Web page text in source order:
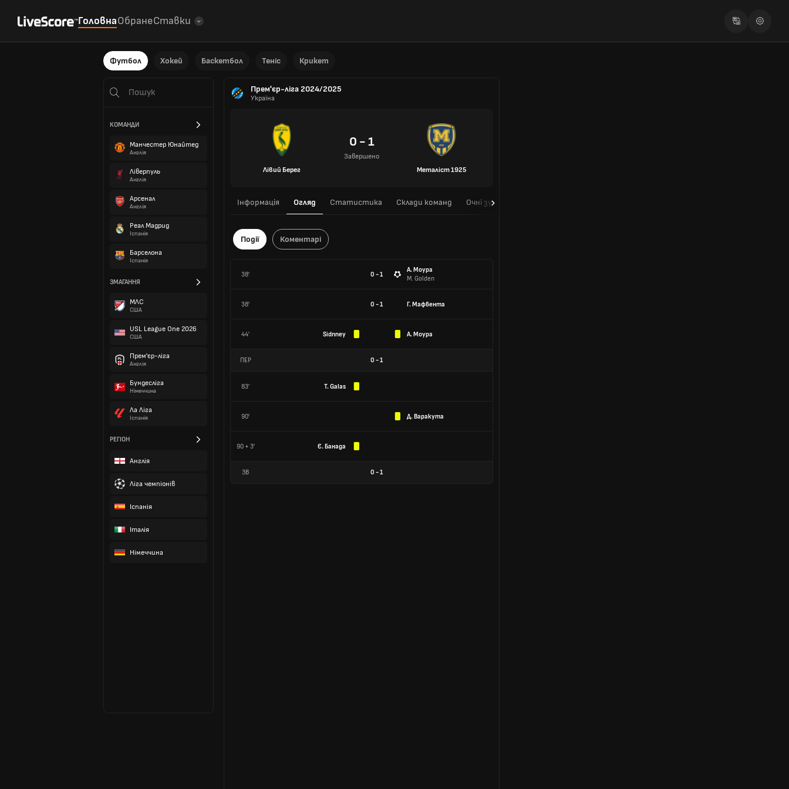
ГоловнаОбранеСтавки
Футбол Хокей Баскетбол Теніс Крикет
КОМАНДИ
Манчестер Юнайтед
Англія
Ліверпуль
Англія
Арсенал
Англія
Реал Мадрид
Іспанія
Барселона
Іспанія
ЗМАГАННЯ
МЛС
США
USL League One 2026
США
Прем'єр-ліга
Англія
Бундесліга
Німеччина
Ла Ліга
Іспанія
РЕГІОН
Англія
Ліга чемпіонів
Іспанія
Італія
Німеччина
Прем'єр-ліга 2024/2025
Україна
Лівий Берег
0 - 1
Завершено
Металіст 1925
Інформація Огляд Статистика Склади команд Очні зустрічі
Події Коментарі
38' 0 - 1
А. Моура
M. Golden
38' 0 - 1 Г. Мафвента
44' Sidnney А. Моура
ПЕР 0 -1
83' T. Galas
90' Д. Варакута
90 + 3' Є. Банада
ЗВ 0 -1